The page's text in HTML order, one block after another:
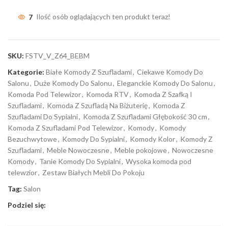
7 Ilość osób oglądających ten produkt teraz!
SKU: FSTV_V_Z64_BEBM
Kategorie: Białe Komody Z Szufladami, Ciekawe Komody Do
Salonu, Duże Komody Do Salonu, Eleganckie Komody Do Salonu,
Komoda Pod Telewizor, Komoda RTV, Komoda Z Szafką I
Szufladami, Komoda Z Szufladą Na Biżuterię, Komoda Z
Szufladami Do Sypialni, Komoda Z Szufladami Głębokość 30 cm,
Komoda Z Szufladami Pod Telewizor, Komody, Komody
Bezuchwytowe, Komody Do Sypialni, Komody Kolor, Komody Z
Szufladami, Meble Nowoczesne, Meble pokojowe, Nowoczesne
Komody, Tanie Komody Do Sypialni, Wysoka komoda pod
telewzior, Zestaw Białych Mebli Do Pokoju
Tag: Salon
Podziel się: